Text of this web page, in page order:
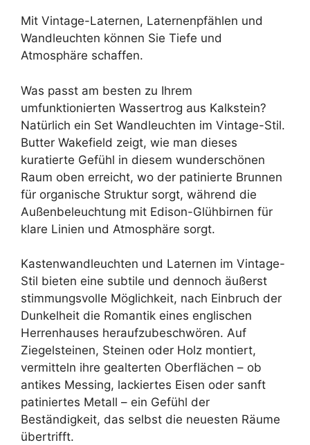
Mit Vintage-Laternen, Laternenpfählen und
Wandleuchten können Sie Tiefe und
Atmosphäre schaffen.
Was passt am besten zu Ihrem
umfunktionierten Wassertrog aus Kalkstein?
Natürlich ein Set Wandleuchten im Vintage-Stil.
Butter Wakefield zeigt, wie man dieses
kuratierte Gefühl in diesem wunderschönen
Raum oben erreicht, wo der patinierte Brunnen
für organische Struktur sorgt, während die
Außenbeleuchtung mit Edison-Glühbirnen für
klare Linien und Atmosphäre sorgt.
Kastenwandleuchten und Laternen im Vintage-
Stil bieten eine subtile und dennoch äußerst
stimmungsvolle Möglichkeit, nach Einbruch der
Dunkelheit die Romantik eines englischen
Herrenhauses heraufzubeschwören. Auf
Ziegelsteinen, Steinen oder Holz montiert,
vermitteln ihre gealterten Oberflächen – ob
antikes Messing, lackiertes Eisen oder sanft
patiniertes Metall – ein Gefühl der
Beständigkeit, das selbst die neuesten Räume
übertrifft.